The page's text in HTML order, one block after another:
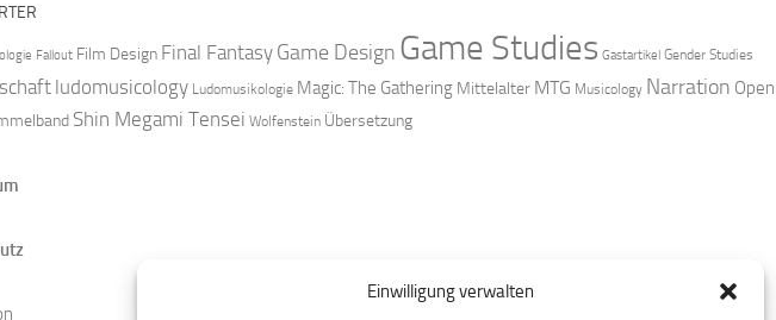
Einwilligung verwalten
Fallout Film Design Final Fantasy Game Design Game Studies Gastartikel Gender Studies
ludomusicology Ludomusikologie Magic: The Gathering Mittelalter MTG Musicology Narration Open
Shin Megami Tensei Wolfenstein Übersetzung